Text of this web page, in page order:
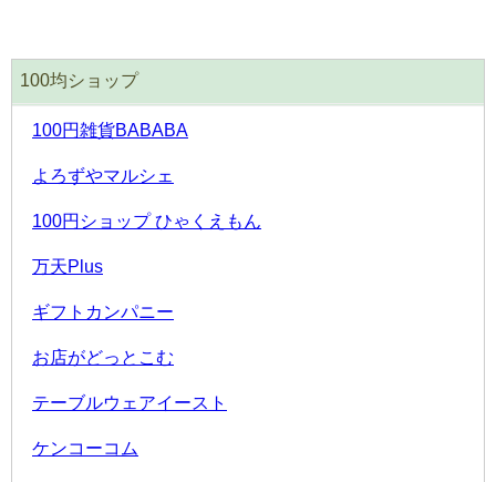
100均ショップ
100円雑貨BABABA
よろずやマルシェ
100円ショップ ひゃくえもん
万天Plus
ギフトカンパニー
お店がどっとこむ
テーブルウェアイースト
ケンコーコム